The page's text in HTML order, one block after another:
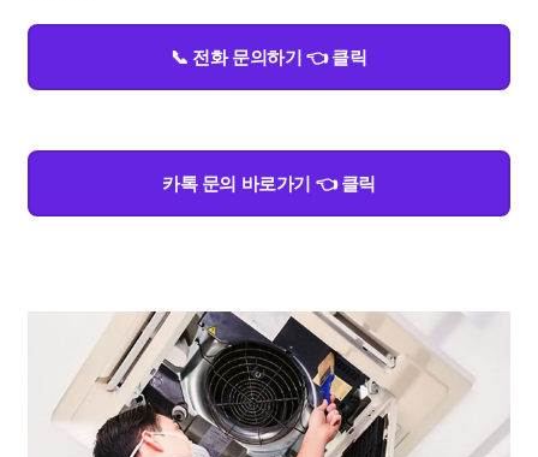
📞 전화 문의하기 👈 클릭
카톡 문의 바로가기 👈 클릭